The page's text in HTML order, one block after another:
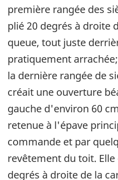
première rangée des
plié 20 degrés à droite
queue, tout juste
pratiquement
la dernière rangée de
créait une ouverture
gauche d'environ 60
retenue à l'épave
commande et par
revêtement du toit.
degrés à droite de la